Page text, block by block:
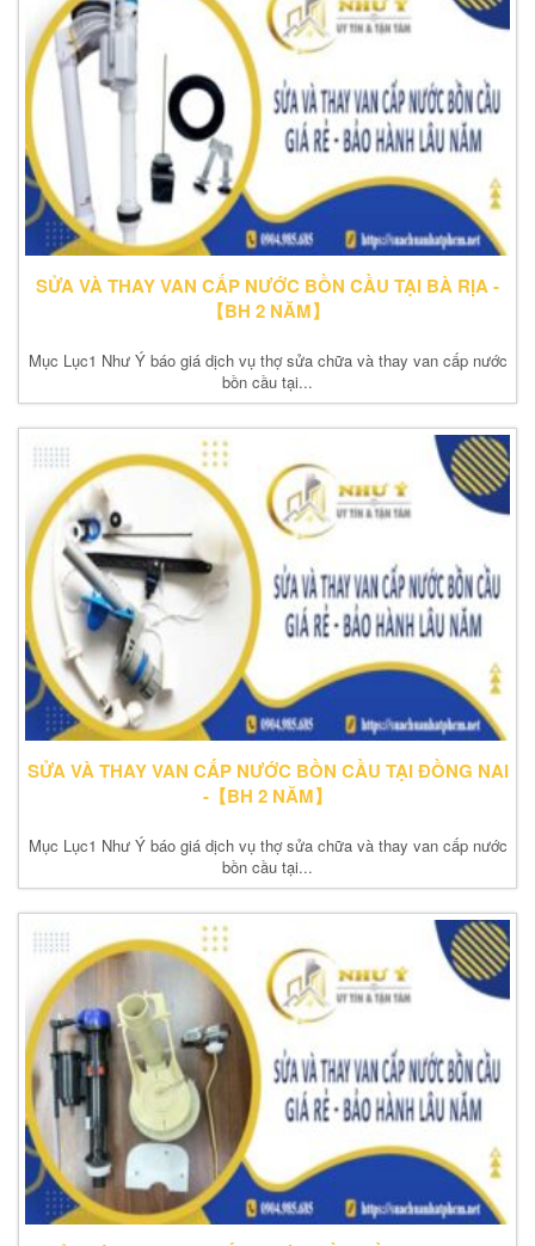
SỬA VÀ THAY VAN CẤP NƯỚC BỒN CẦU TẠI BÀ RỊA -
【BH 2 NĂM】
Mục Lục1 Như Ý báo giá dịch vụ thợ sửa chữa và thay van cấp nước
bồn cầu tại...
SỬA VÀ THAY VAN CẤP NƯỚC BỒN CẦU TẠI ĐỒNG NAI
-【BH 2 NĂM】
Mục Lục1 Như Ý báo giá dịch vụ thợ sửa chữa và thay van cấp nước
bồn cầu tại...